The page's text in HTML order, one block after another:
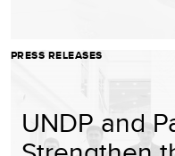
PRESS RELEASES
UNDP and